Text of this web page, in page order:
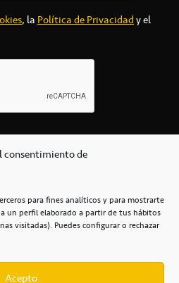
consentimiento de
para fines analíticos y para mostrarte
un perfil elaborado a partir de tus hábitos
visitadas). Puedes configurar o rechazar
Acepto
, laPolítica de Privacidady el
/ 38108 – La Laguna